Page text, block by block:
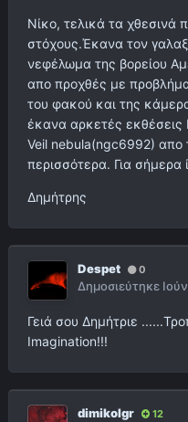
Νίκο, τελικά τα
στόχους.Έκανα τον
νεφέλωμα της βορείου
απο προχθές με
του φακού και της
έκανα αρκετές εκθέσεις
Veil nebula(ngc6992) απο
περισσότερα. Για σήμερα
Δημήτρης
Despet 0
Δημοσιεύτηκε
Γειά σου Δημήτριε
Imagination!!!
dimikolgr 12